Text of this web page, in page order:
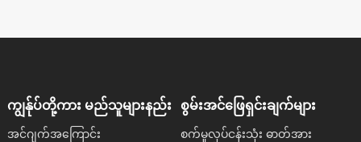
ကျွန်ုပ်တို့ကား မည်သူများနည်း
အင်ဂျက်အကြောင်း
စွမ်းအင်ဖြေရှင်းချက်များ
စက်မှုလုပ်ငန်းသုံး ဓာတ်အား